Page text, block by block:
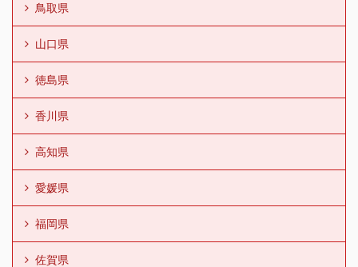
鳥取県
山口県
徳島県
香川県
高知県
愛媛県
福岡県
佐賀県